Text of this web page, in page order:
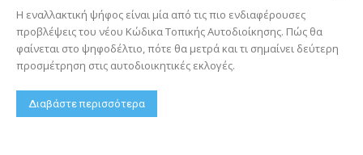
Η εναλλακτική ψήφος είναι μία από τις πιο ενδιαφέρουσες
προβλέψεις του νέου Κώδικα Τοπικής Αυτοδιοίκησης. Πώς θα
φαίνεται στο ψηφοδέλτιο, πότε θα μετρά και τι σημαίνει δεύτερη
προσμέτρηση στις αυτοδιοικητικές εκλογές.
Διαβάστε περισσότερα